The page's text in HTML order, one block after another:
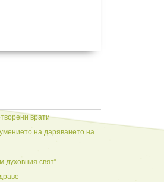
врати
на даряването на
духовния свят“